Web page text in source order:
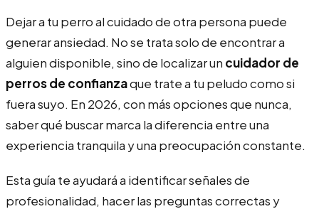
Dejar a tu perro al cuidado de otra persona puede
generar ansiedad. No se trata solo de encontrar a
alguien disponible, sino de localizar un cuidador de
perros de confianzaque trate a tu peludo como si
fuera suyo. En 2026, con más opciones que nunca,
saber qué buscar marca la diferencia entre una
experiencia tranquila y una preocupación constante.
Esta guía te ayudará a identificar señales de
profesionalidad, hacer las preguntas correctas y